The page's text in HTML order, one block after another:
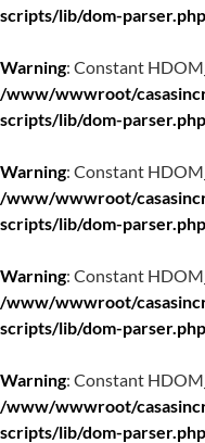
scripts/lib/dom-parser.php
Warning: Constant
/www/wwwroot/
scripts/lib/dom-parser.php
Warning: Constant
/www/wwwroot/
scripts/lib/dom-parser.php
Warning: Constant
/www/wwwroot/
scripts/lib/dom-parser.php
Warning: Constant
/www/wwwroot/
scripts/lib/dom-parser.php